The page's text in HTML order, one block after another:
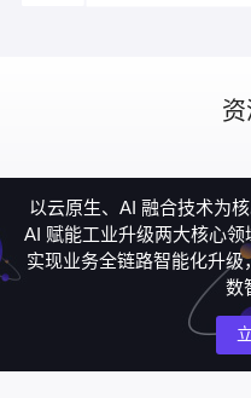
以云原生、AI 融合技术为
AI 赋能工业升级两大核心
实现业务全链路智能化升
数